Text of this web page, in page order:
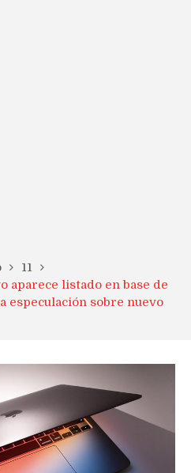
11
listado en base de
especulación sobre nuevo